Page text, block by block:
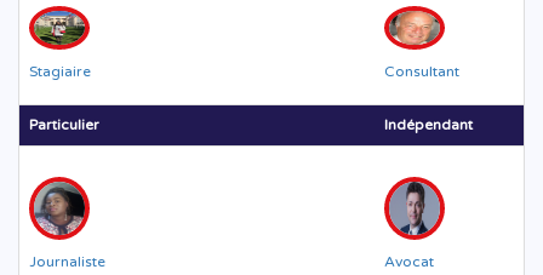
Stagiaire Consultant
Particulier Indépendant
Journaliste Avocat